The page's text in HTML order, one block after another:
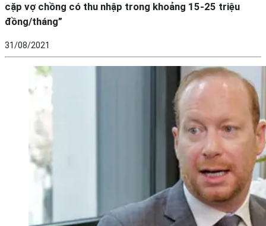
cặp vợ chồng có thu nhập trong khoảng 15-25 triệu
đồng/tháng”
31/08/2021